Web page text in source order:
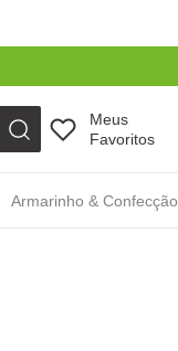
Meus
Favoritos
Armarinho & Confecção